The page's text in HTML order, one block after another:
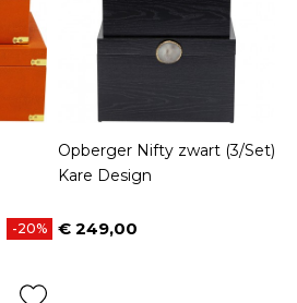
-20%
Opberger Nifty zwart (3/Set)
Kare Design
Prijs
€ 249,00